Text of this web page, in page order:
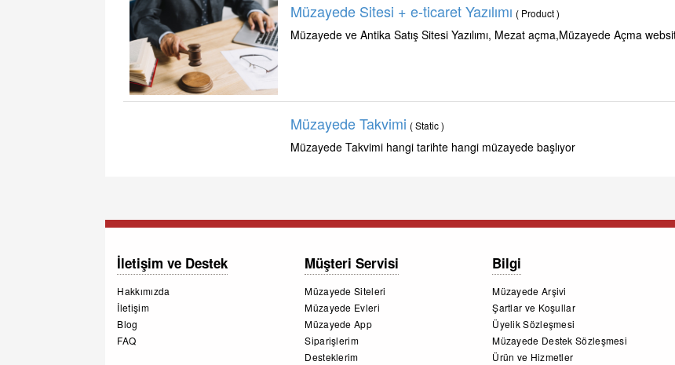
Müzayede Sitesi + e-ticaret Yazılımı ( Product )
Müzayede ve Antika Satış Sitesi Yazılımı, Mezat açma,Müzayede Açma
Müzayede Takvimi ( Static )
Müzayede Takvimi hangi tarihte hangi müzayede başlıyor
İletişim ve Destek
Hakkımızda
İletişim
Blog
FAQ
Müşteri Servisi
Müzayede Siteleri
Müzayede Evleri
Müzayede App
Siparişlerim
Desteklerim
Bilgi
Müzayede Arşivi
Şartlar ve Koşullar
Üyelik Sözleşmesi
Müzayede Destek Sözleşmesi
Ürün ve Hizmetler